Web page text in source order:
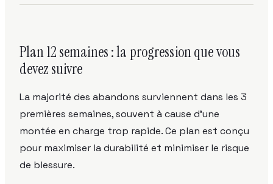
Plan 12 semaines : la progression que vous
devez suivre
La majorité des abandons surviennent dans les 3
premières semaines, souvent à cause d'une
montée en charge trop rapide. Ce plan est conçu
pour maximiser la durabilité et minimiser le risque
de blessure.